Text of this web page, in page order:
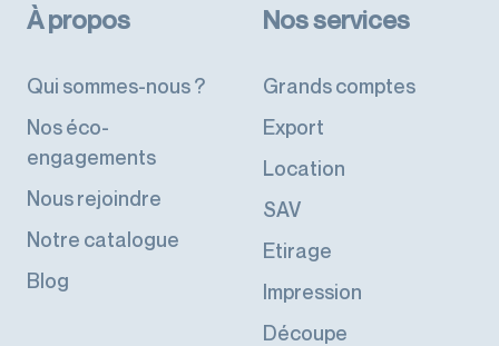
À propos
Qui sommes-nous ?
Nos éco-
engagements
Nous rejoindre
Notre catalogue
Blog
Nos services
Grands comptes
Export
Location
SAV
Etirage
Impression
Découpe